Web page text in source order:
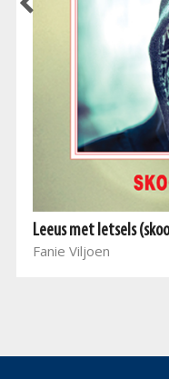
Leeus met letsels
Fanie Viljoen